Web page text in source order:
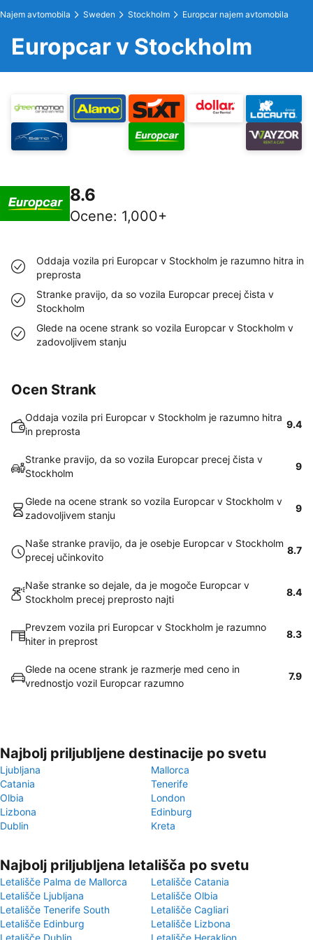
Najem avtomobila Sweden Stockholm Europcar najem avtomobila
Europcar v Stockholm
8.6
Ocene: 1,000+
Oddaja vozila pri Europcar v Stockholm je razumno hitra in
preprosta
Stranke pravijo, da so vozila Europcar precej čista v
Stockholm
Glede na ocene strank so vozila Europcar v Stockholm v
zadovoljivem stanju
Ocen Strank
Oddaja vozila pri Europcar v Stockholm je razumno hitra
in preprosta
9.4
Stranke pravijo, da so vozila Europcar precej čista v
Stockholm
9
Glede na ocene strank so vozila Europcar v Stockholm v
zadovoljivem stanju
9
Naše stranke pravijo, da je osebje Europcar v Stockholm
precej učinkovito
8.7
Naše stranke so dejale, da je mogoče Europcar v
Stockholm precej preprosto najti
8.4
Prevzem vozila pri Europcar v Stockholm je razumno
hiter in preprost
8.3
Glede na ocene strank je razmerje med ceno in
vrednostjo vozil Europcar razumno
7.9
Najbolj priljubljene destinacije po svetu
Ljubljana
Mallorca
Catania
Tenerife
Olbia
London
Lizbona
Edinburg
Dublin
Kreta
Najbolj priljubljena letališča po svetu
Letališče Palma de Mallorca
Letališče Catania
Letališče Ljubljana
Letališče Olbia
Letališče Tenerife South
Letališče Cagliari
Letališče Edinburg
Letališče Lizbona
Letališče Dublin
Letališče Heraklion